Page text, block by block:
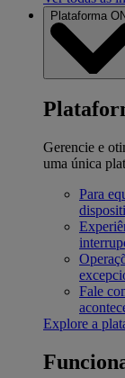
Plataforma
Gerencie e
uma única
Para
Fale
Explore a